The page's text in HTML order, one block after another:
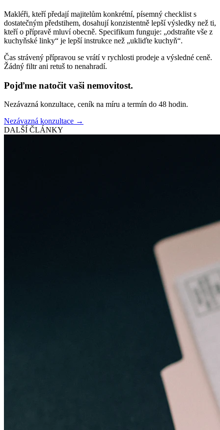
Makléři, kteří předají majitelům konkrétní, písemný checklist s
dostatečným předstihem, dosahují konzistentně lepší výsledky než ti,
kteří o přípravě mluví obecně. Specifikum funguje: „odstraňte vše z
kuchyňské linky“ je lepší instrukce než „ukliďte kuchyň“.
Čas strávený přípravou se vrátí v rychlosti prodeje a výsledné ceně.
Žádný filtr ani retuš to nenahradí.
Pojďme natočit vaši nemovitost.
Nezávazná konzultace, ceník na míru a termín do 48 hodin.
Nezávazná konzultace →
DALŠÍ ČLÁNKY